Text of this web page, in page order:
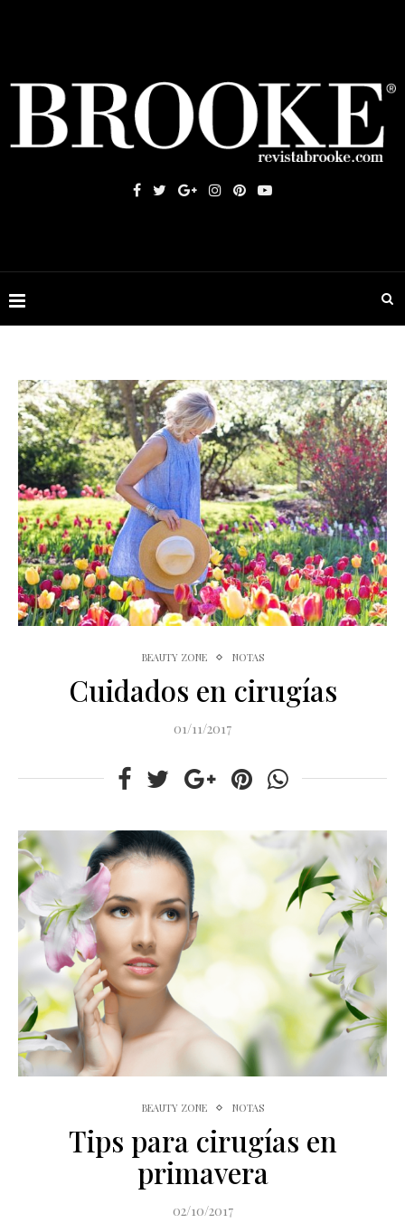
BEAUTY ZONE NOTAS
Cuidados en cirugías
01/11/2017
BEAUTY ZONE NOTAS
Tips para cirugías en
primavera
02/10/2017